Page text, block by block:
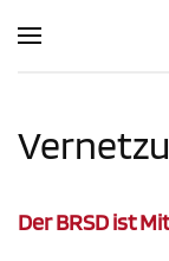
Zum
Der BRSD ist